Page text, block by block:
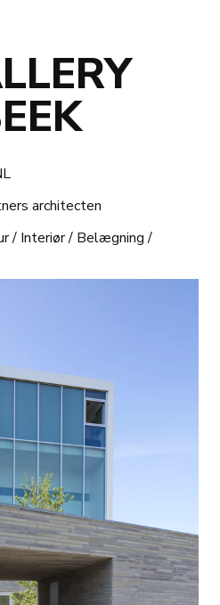
architecten
/ Interiør/ Belægning /